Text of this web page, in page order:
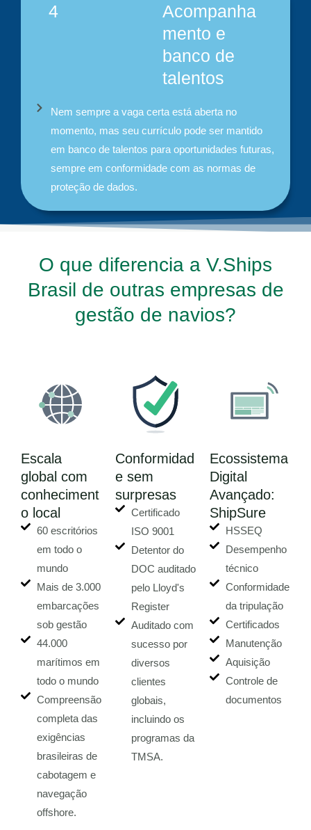
4
Acompanha
mento e
banco de
talentos
Nem sempre a vaga certa está aberta no
momento, mas seu currículo pode ser mantido
em banco de talentos para oportunidades futuras,
sempre em conformidade com as normas de
proteção de dados.
O que diferencia a V.Ships
Brasil de outras empresas de
gestão de navios?
Escala
global com
conheciment
o local
60 escritórios
em todo o
mundo
Mais de 3.000
embarcações
sob gestão
44.000
marítimos em
todo o mundo
Compreensão
completa das
exigências
brasileiras de
cabotagem e
navegação
offshore.
Conformidad
e sem
surpresas
Certificado
ISO 9001
Detentor do
DOC auditado
pelo Lloyd's
Register
Auditado com
sucesso por
diversos
clientes
globais,
incluindo os
programas da
TMSA.
Ecossistema
Digital
Avançado:
ShipSure
HSSEQ
Desempenho
técnico
Conformidade
da tripulação
Certificados
Manutenção
Aquisição
Controle de
documentos